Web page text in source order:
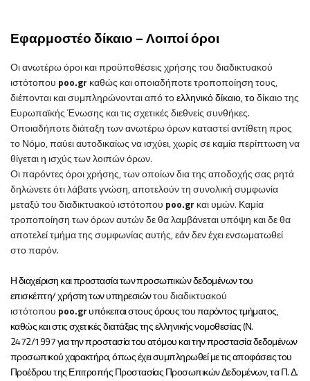
Εφαρμοστέο δίκαιο – Λοιποί όροι
Οι ανωτέρω όροι και προϋποθέσεις χρήσηςτουδιαδικτυακού
ιστότοπου poo.gr καθώς και οποιαδήποτε τροποποίηση τους,
διέπονται και συμπληρώνονται από τοελληνικό δίκαιο, τοδίκαιο της
Ευρωπαϊκής Ένωσης και τις σχετικές διεθνείς συνθήκες.
Οποιαδήποτε διάταξη των ανωτέρω όρων καταστεί αντίθετη προς
το Νόμο, παύει αυτοδικαίως να ισχύει, χωρίς σε καμία περίπτωση να
θίγεται η ισχύς των λοιπών όρων.
Οι παρόντες όροι χρήσης, των οποίων δια της αποδοχής σας ρητά
δηλώνετε ότι λάβατε γνώση, αποτελούν τη συνολική συμφωνία
μεταξύτουδιαδικτυακού ιστότοπου poo.gr και υμών. Καμία
τροποποίηση των όρων αυτών δε θα λαμβάνεται υπόψη και δε θα
αποτελεί τμήμα της συμφωνίας αυτής, εάν δεν έχει ενσωματωθεί
στο παρόν.
Η διαχείριση και προστασία των προσωπικών δεδομένων του
επισκέπτη/ χρήστη των υπηρεσιώντουδιαδικτυακού
ιστότοπου poo.grυπόκειται στους όρους του παρόντος τμήματος,
καθώς και στις σχετικές διατάξεις της ελληνικής νομοθεσίας (Ν.
2472/1997 για την προστασία του ατόμου και την προστασία δεδομένων
προσωπικού χαρακτήρα, όπως έχει συμπληρωθεί με τις αποφάσεις του
Προέδρου της Επιτροπής Προστασίας Προσωπικών Δεδομένων, τα Π. Δ.